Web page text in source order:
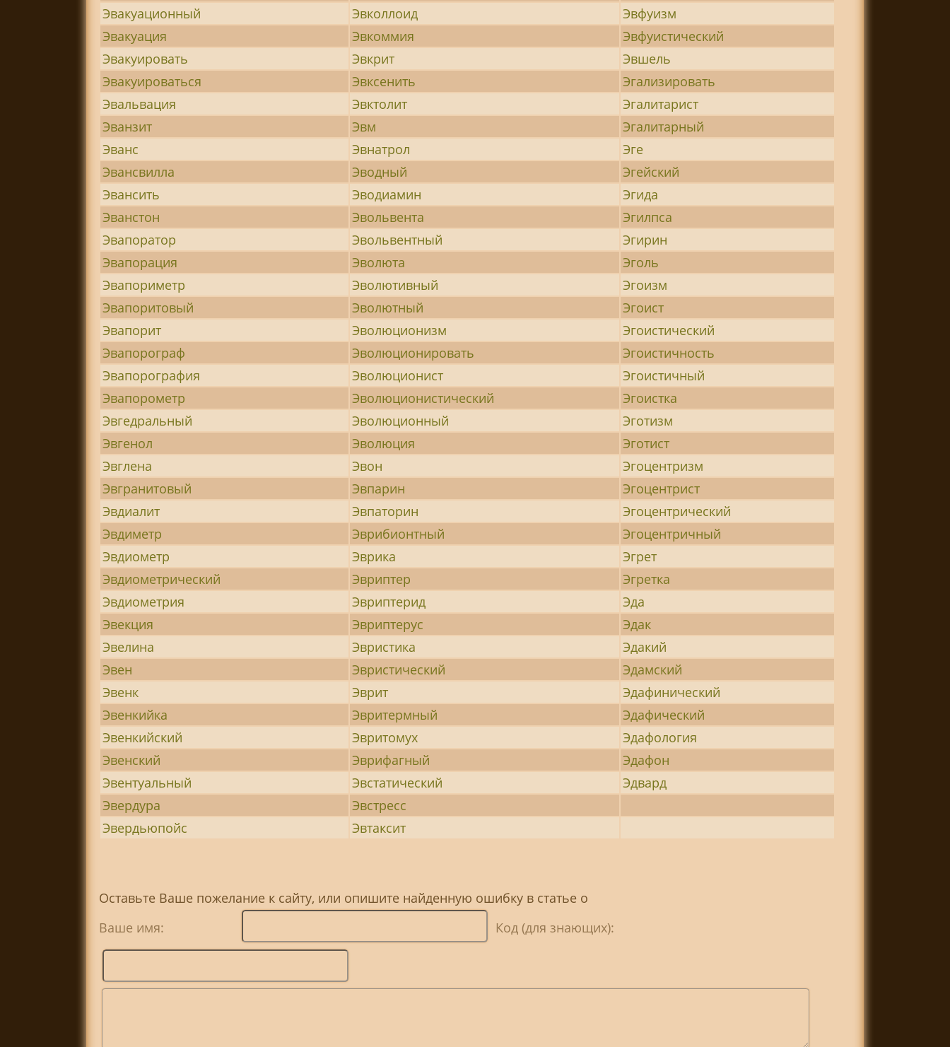
Эвакуационный
Эвколлоид
Эвфуизм
Эвакуация
Эвкоммия
Эвфуистический
Эвакуировать
Эвкрит
Эвшель
Эвакуироваться
Эвксенить
Эгализировать
Эвальвация
Эвктолит
Эгалитарист
Эванзит
Эвм
Эгалитарный
Эванс
Эвнатрол
Эге
Эвансвилла
Эводный
Эгейский
Эвансить
Эводиамин
Эгида
Эванстон
Эвольвента
Эгилпса
Эвапоратор
Эвольвентный
Эгирин
Эвапорация
Эволюта
Эголь
Эвапориметр
Эволютивный
Эгоизм
Эвапоритовый
Эволютный
Эгоист
Эвапорит
Эволюционизм
Эгоистический
Эвапорограф
Эволюционировать
Эгоистичность
Эвапорография
Эволюционист
Эгоистичный
Эвапорометр
Эволюционистический
Эгоистка
Эвгедральный
Эволюционный
Эготизм
Эвгенол
Эволюция
Эготист
Эвглена
Эвон
Эгоцентризм
Эвгранитовый
Эвпарин
Эгоцентрист
Эвдиалит
Эвпаторин
Эгоцентрический
Эвдиметр
Эврибионтный
Эгоцентричный
Эвдиометр
Эврика
Эгрет
Эвдиометрический
Эвриптер
Эгретка
Эвдиометрия
Эвриптерид
Эда
Эвекция
Эвриптерус
Эдак
Эвелина
Эвристика
Эдакий
Эвен
Эвристический
Эдамский
Эвенк
Эврит
Эдафинический
Эвенкийка
Эвритермный
Эдафический
Эвенкийский
Эвритомух
Эдафология
Эвенский
Эврифагный
Эдафон
Эвентуальный
Эвстатический
Эдвард
Эвердура
Эвстресс
Эвердьюпойс
Эвтаксит
Оставьте Ваше пожелание к сайту, или опишите найденную ошибку в статье о
Ваше имя:
Код (для знающих):